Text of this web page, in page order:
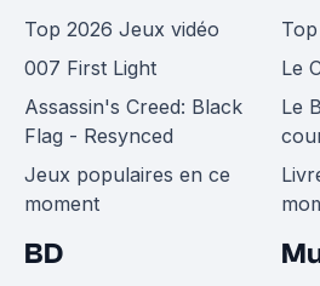
Top 2026 Jeux vidéo
007 First Light
Assassin's Creed: Black
Flag - Resynced
Jeux populaires en ce
moment
Le
Le
BD